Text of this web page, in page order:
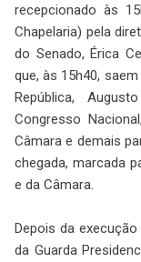
recepcionado às
Chapelaria) pela
do Senado, Érica
que, às 15h40,
República,
Congresso
Câmara e demais
chegada, marcada
e da Câmara.
Depois da
da Guarda